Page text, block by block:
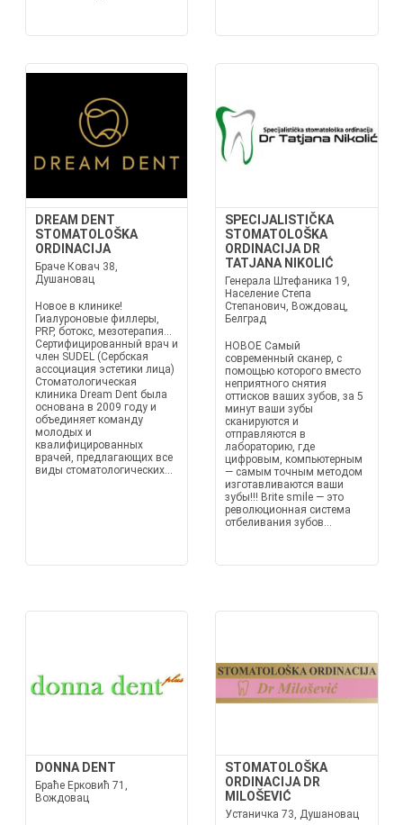
DREAM DENT
STOMATOLOŠKA
ORDINACIJA
Браче Ковач 38,
Душановац
Новое в клинике!
Гиалуроновые филлеры,
PRP, ботокс, мезотерапия...
Сертифицированный врач и
член SUDEL (Сербская
ассоциация эстетики лица)
Стоматологическая
клиника Dream Dent была
основана в 2009 году и
объединяет команду
молодых и
квалифицированных
врачей, предлагающих все
виды стоматологических...
SPECIJALISTIČKA
STOMATOLOŠKA
ORDINACIJA DR
TATJANA NIKOLIĆ
Генерала Штефаника 19,
Население Степа
Степанович, Вождовац,
Белград
НОВОЕ Самый
современный сканер, с
помощью которого вместо
неприятного снятия
оттисков ваших зубов, за 5
минут ваши зубы
сканируются и
отправляются в
лабораторию, где
цифровым, компьютерным
— самым точным методом
изготавливаются ваши
зубы!!! Brite smile — это
революционная система
отбеливания зубов...
DONNA DENT
Браће Ерковић 71,
Вождовац
STOMATOLOŠKA
ORDINACIJA DR
MILOŠEVIĆ
Устаничка 73, Душановац